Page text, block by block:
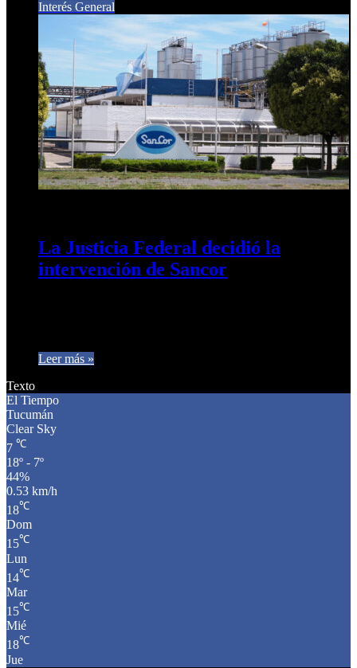
Interés General
La Justicia Federal decidió la
intervención de Sancor
Leer más »
Texto
El Tiempo
Tucumán
Clear Sky
7 ℃
18º - 7º
44%
0.53 km/h
18℃
Dom
15℃
Lun
14℃
Mar
15℃
Mié
18℃
Jue